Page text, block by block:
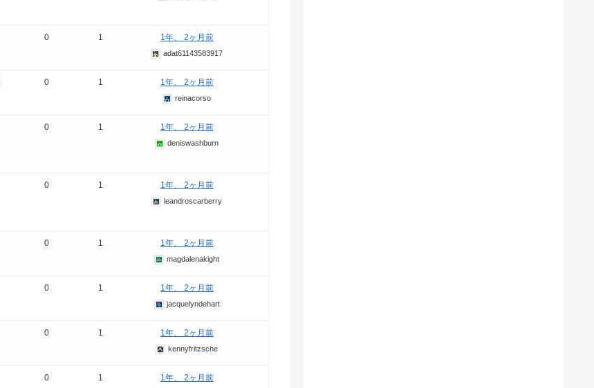
0 1 1年、 2ヶ月前
adat61143583917
0 1 1年、 2ヶ月前
reinacorso
0 1 1年、 2ヶ月前
deniswashburn
0 1 1年、 2ヶ月前
leandroscarberry
0 1 1年、 2ヶ月前
magdalenakight
0 1 1年、 2ヶ月前
jacquelyndehart
0 1 1年、 2ヶ月前
kennyfritzsche
0 1 1年、 2ヶ月前